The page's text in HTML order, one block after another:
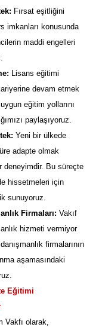
Fırsat eşitliğini
imkanları konusunda
maddi engelleri
Lisans eğitimi
devam etmek
eğitim yollarını
paylaşıyoruz.
Yeni bir ülkede
adapte olmak
deneyimdir. Bu süreçte
hissetmeleri için
sunuyoruz.
Firmaları: Vakıf
hizmeti vermiyor
firmalarının
aşamasındaki
Eğitimi
Vakfı olarak,